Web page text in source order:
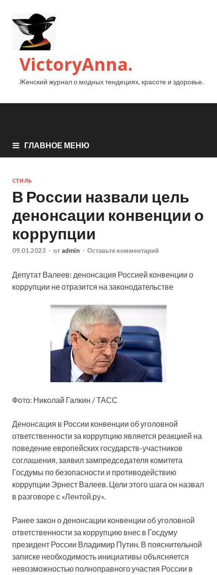
VictoryAnna.
Женский журнал о модных тендециях, красоте и здоровье.
ГЛАВНОЕ МЕНЮ
СТИЛЬ
В России назвали цель
денонсации конвенции о
коррупции
09.01.2023 - от admin - Оставьте комментарий
Депутат Валеев: денонсация Россией конвенции о
коррупции не отразится на законодательстве
Фото: Николай Галкин / ТАСС
Денонсация в России конвенции об уголовной
ответственности за коррупцию является реакцией на
поведение европейских государств-участников
соглашения, заявил зампредседателя комитета
Госдумы по безопасности и противодействию
коррупции Эрнест Валеев. Цели этого шага он назвал
в разговоре с «Лентой.ру».
Ранее закон о денонсации конвенции об уголовной
ответственности за коррупцию внес в Госдуму
президент России Владимир Путин. В пояснительной
записке необходимость инициативы объясняется
невозможностью полноправного участия России в